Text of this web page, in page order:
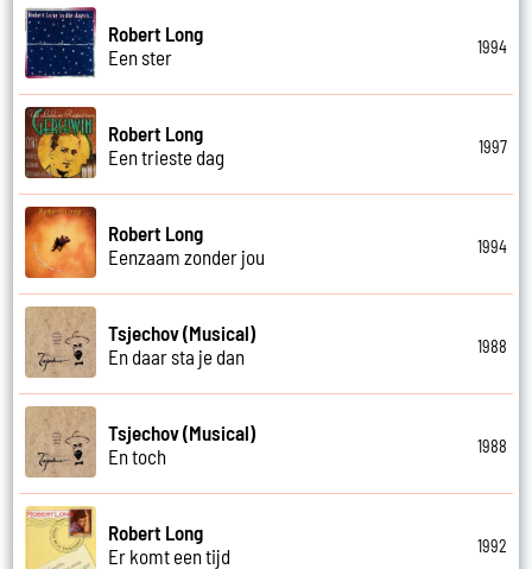
Robert Long
Een ster
1994
Robert Long
Een trieste dag
1997
Robert Long
Eenzaam zonder jou
1994
Tsjechov (Musical)
En daar sta je dan
1988
Tsjechov (Musical)
En toch
1988
Robert Long
Er komt een tijd
1992